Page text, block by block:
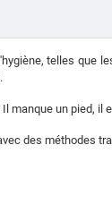
telles que
manque un pied,
des méthodes